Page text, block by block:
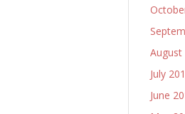
August
July
June